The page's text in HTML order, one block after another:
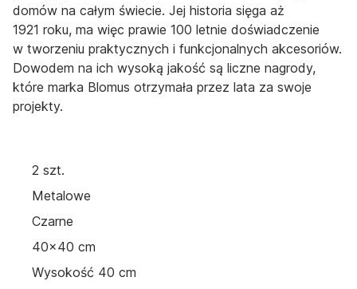
domów na całym świecie. Jej historia sięga aż
1921 roku, ma więc prawie 100 letnie doświadczenie
w tworzeniu praktycznych i funkcjonalnych akcesoriów.
Dowodem na ich wysoką jakość są liczne nagrody,
które marka Blomus otrzymała przez lata za swoje
projekty.
2 szt.
Metalowe
Czarne
40x40 cm
Wysokość 40 cm